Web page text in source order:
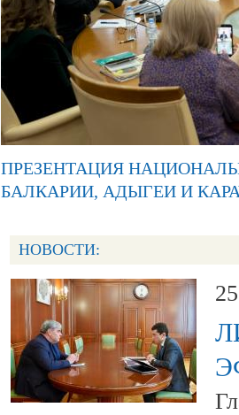
ПРЕЗЕНТАЦИЯ
БАЛКАРИИ, АДЫГЕИ И
НОВОСТИ: